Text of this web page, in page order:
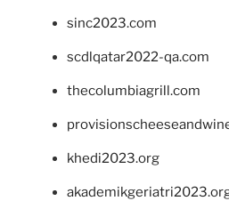
sinc2023.com
scdlqatar2022-qa.com
thecolumbiagrill.com
khedi2023.org